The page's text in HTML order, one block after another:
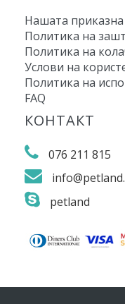
Нашата приказна
Политика на
Политика на
Услови на
Политика на
FAQ
КОНТАКТ
076 211 815
petland